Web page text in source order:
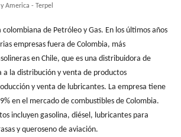
y America - Terpel
colombiana de Petróleo y Gas. En los últimos años
empresas fuera de Colombia, más
en Chile, que es una distribuidora de
a la distribución y venta de productos
y venta de lubricantes. La empresa tiene
en el mercado de combustibles de Colombia.
incluyen gasolina, diésel, lubricantes para
y queroseno de aviación.